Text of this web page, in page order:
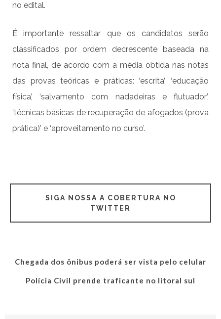
no edital.
É importante ressaltar que os candidatos serão
classificados por ordem decrescente baseada na
nota final, de acordo com a média obtida nas notas
das provas teóricas e práticas: ‘escrita’, ‘educação
física’, ‘salvamento com nadadeiras e flutuador’,
‘técnicas básicas de recuperação de afogados (prova
prática)’ e ‘aproveitamento no curso’.
SIGA NOSSA A COBERTURA NO
TWITTER
Chegada dos ônibus poderá ser vista pelo celular
Polícia Civil prende traficante no litoral sul